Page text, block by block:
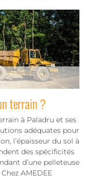
terrain ?
à Paladru et ses
adéquates pour
l’épaisseur du sol à
des spécificités
d’une pelleteuse
AMEDEE